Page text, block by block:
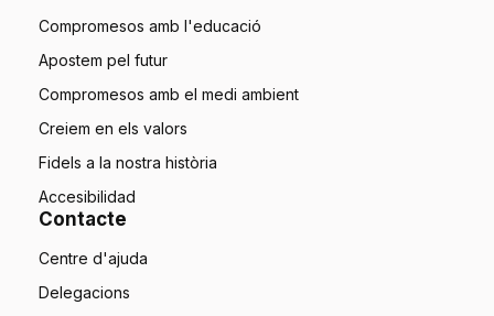
Compromesos amb l'educació
Apostem pel futur
Compromesos amb el medi ambient
Creiem en els valors
Fidels a la nostra història
Accesibilidad
Contacte
Centre d'ajuda
Delegacions